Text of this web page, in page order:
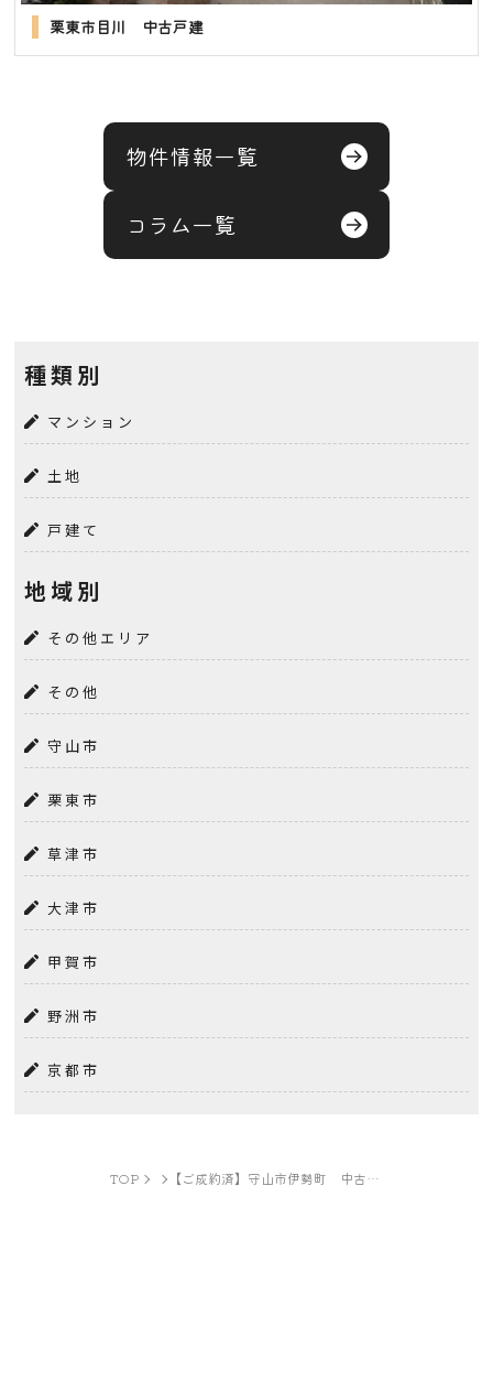
栗東市目川 中古戸建
物件情報一覧
コラム一覧
種類別
マンション
土地
戸建て
地域別
その他エリア
その他
守山市
栗東市
草津市
大津市
甲賀市
野洲市
京都市
TOP 【ご成約済】守山市伊勢町 中古戸建